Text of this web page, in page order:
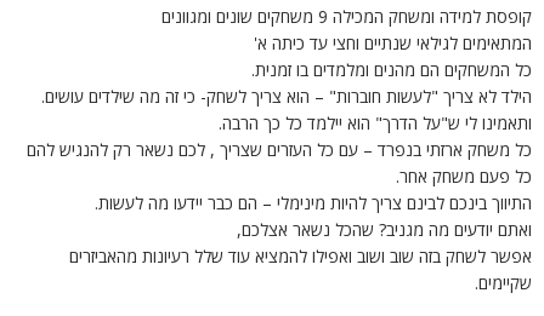
קופסת למידה ומשחק המכילה 9 משחקים שונים ומגוונים
המתאימים לגילאי שנתיים וחצי עד כיתה א'
כל המשחקים הם מהנים ומלמדים בו זמנית.
הילד לא צריך "לעשות חוברות" – הוא צריך לשחק- כי זה מה שילדים עושים.
ותאמינו לי ש"על הדרך" הוא יילמד כל כך הרבה.
כל משחק ארזתי בנפרד – עם כל העזרים שצריך , לכם נשאר רק להנגיש להם
כל פעם משחק אחר.
התיווך בינכם לבינם צריך להיות מינימלי – הם כבר יידעו מה לעשות.
ואתם יודעים מה מגניב? שהכל נשאר אצלכם,
אפשר לשחק בזה שוב ושוב ואפילו להמציא עוד שלל רעיונות מהאביזרים
שקיימים.